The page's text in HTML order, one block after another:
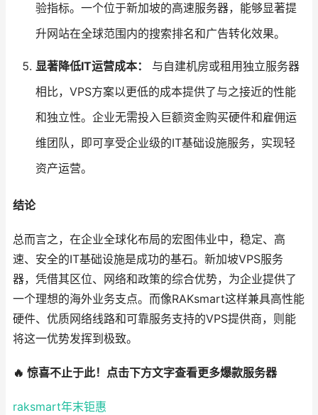
验指标。一个位于新加坡的高速服务器，能够显著提
升网站在全球范围内的搜索排名和广告转化效果。
显著降低IT运营成本：
与自建机房或租用独立服务器
相比，VPS方案以更低的成本提供了与之接近的性能
和独立性。企业无需投入巨额资金购买硬件和雇佣运
维团队，即可享受企业级的IT基础设施服务，实现轻
资产运营。
结论
总而言之，在企业全球化布局的宏图伟业中，稳定、高
速、安全的IT基础设施是成功的基石。新加坡VPS服务
器，凭借其区位、网络和政策的综合优势，为企业提供了
一个理想的海外业务支点。而像RAKsmart这样兼具高性能
硬件、优质网络线路和可靠服务支持的VPS提供商，则能
将这一优势发挥到极致。
🔥 惊喜不止于此！点击下方文字查看更多爆款服务器
raksmart年末钜惠